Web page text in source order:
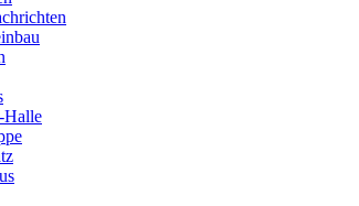
Halle